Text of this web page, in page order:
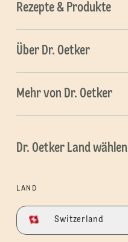
Rezepte & Produkte
Über Dr. Oetker
Mehr von Dr. Oetker
Dr. Oetker Land wählen
LAND
Switzerland